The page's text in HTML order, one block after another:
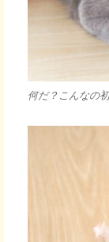
何だ？こんなの